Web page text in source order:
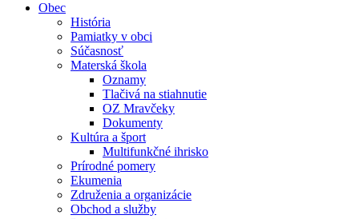
Obec
História
Pamiatky v obci
Súčasnosť
Materská škola
Oznamy
Tlačivá na stiahnutie
OZ Mravčeky
Dokumenty
Kultúra a šport
Multifunkčné ihrisko
Prírodné pomery
Ekumenia
Združenia a organizácie
Obchod a služby